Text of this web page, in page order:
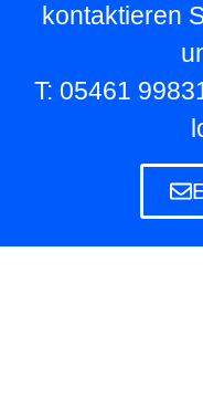
kontaktieren
T: 05461